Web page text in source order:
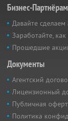
Бизнес-Партнёрам
Давайте
Заработайте,
Прошедшие
Документы
Агентский
Лицензионный
Публичная
Политика